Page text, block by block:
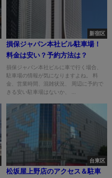
新宿区
損保ジャパン本社ビル駐車場！
料金は安い？予約方法は？
損保ジャパン本社ビルに車で行く場合、
駐車場の情報が気になりますよね。 料
金、営業時間、混雑状況、 周辺に予約で
きる安い駐車場はないか、 ...
台東区
松坂屋上野店のアクセス＆駐車